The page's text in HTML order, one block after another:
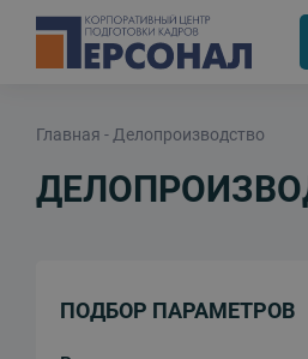
Главная Делопроизводство
ПОДБОР ПАРАМЕТРОВ